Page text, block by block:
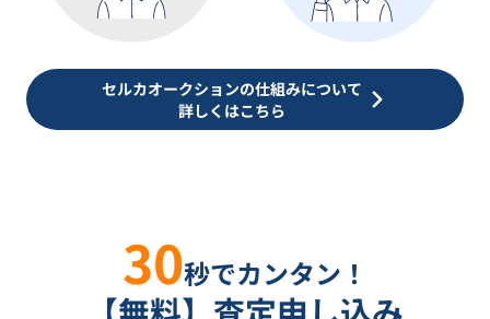
セルカオークションの仕組みについて
詳しくはこちら
30秒でカンタン！